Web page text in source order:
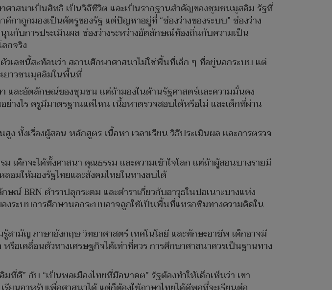
ศาสนาเป็นสิทธิ เป็นวิถีชีวิต และเป็นรากฐานสำคัญของชุมชนมุสลิม รัฐที่
าถูกมองเป็นศัตรูของรัฐ แต่ปัญหาอยู่ที่ “ช่องว่างของระบบ” ช่องว่าง
นกับการประเมินผล ช่องว่างระหว่างอัตลักษณ์ท้องถิ่นกับความเป็น
กจริง
เลขนี้สะท้อนว่า สถานศึกษาศาสนาไม่ใช่พื้นที่เล็ก ๆ ที่อยู่นอกระบบ แต่
เยาวชนมุสลิมในพื้นที่
และอัตลักษณ์ของชุมชน แต่ถ้ามองในด้านรัฐศาสตร์และความมั่นคง
งไร ครูมีมาตรฐานแค่ไหน เนื้อหาตรวจสอบได้หรือไม่ และเด็กที่ผ่าน
ทั้งเรื่องผู้สอน หลักสูตร เนื้อหา เวลาเรียน วิธีประเมินผล และการตรวจ
ด็กจะได้ทั้งศาสนา คุณธรรม และความเข้าใจโลก แต่ถ้าผู้สอนบางรายมี
มให้มองรัฐไทยและสังคมไทยในทางลบได้
BRN ตำราปลุกระดม และตำราเกี่ยวกับอาวุธในปอเนาะบางแห่ง
งระบบการศึกษานอกระบบอาจถูกใช้เป็นพื้นที่แทรกซึมทางความคิดใน
ามัญ ภาษาอังกฤษ วิทยาศาสตร์ เทคโนโลยี และทักษะอาชีพ เด็กอาจมี
อเคลื่อนตัวทางเศรษฐกิจได้เท่าที่ควร การศึกษาศาสนาควรเป็นฐานทาง
ที่ดี” กับ “เป็นพลเมืองไทยที่มีอนาคต” รัฐต้องทำให้เด็กเห็นว่า เขา